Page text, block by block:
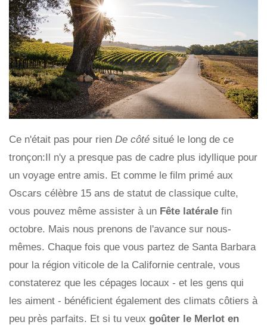
Ce n'était pas pour rien De côté situé le long de ce
tronçon:Il n'y a presque pas de cadre plus idyllique pour
un voyage entre amis. Et comme le film primé aux
Oscars célèbre 15 ans de statut de classique culte,
vous pouvez même assister à un Fête latérale fin
octobre. Mais nous prenons de l'avance sur nous-
mêmes. Chaque fois que vous partez de Santa Barbara
pour la région viticole de la Californie centrale, vous
constaterez que les cépages locaux - et les gens qui
les aiment - bénéficient également des climats côtiers à
peu près parfaits. Et si tu veux goûter le Merlot en